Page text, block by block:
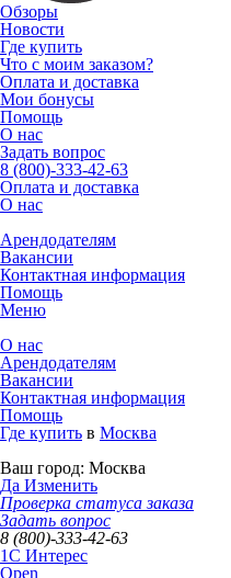
Обзоры
Новости
Где купить
Что с моим заказом?
Оплата и доставка
Мои бонусы
Помощь
О нас
Задать вопрос
8 (800)-333-42-63
Оплата и доставка
О нас
Арендодателям
Вакансии
Контактная информация
Помощь
Меню
О нас
Арендодателям
Вакансии
Контактная информация
Помощь
Где купить в Москва
Ваш город: Москва
Да Изменить
Проверка статуса заказа
Задать вопрос
8 (800)-333-42-63
1C Интерес
Open